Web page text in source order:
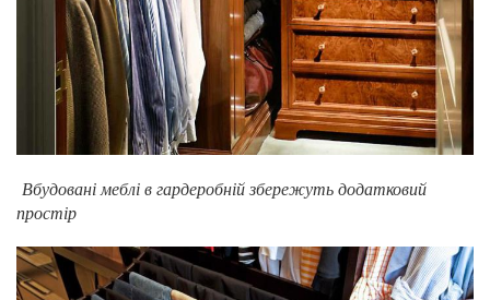
Вбудовані меблі в гардеробній збережуть додатковий
простір